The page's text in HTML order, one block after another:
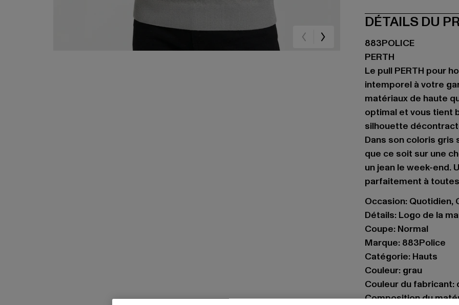
DÉTAILS DU
883POLICE
PERTH
Le pull PERTH pour
intemporel à votre
matériaux de haute
optimal et vous tient
silhouette
Dans son coloris gris
que ce soit sur une
un jean le week-end.
parfaitement à
Occasion: Quotidien,
Détails: Logo de la
Coupe: Normal
Marque: 883Police
Catégorie: Hauts
Couleur: grau
Couleur du fabricant:
Composition du